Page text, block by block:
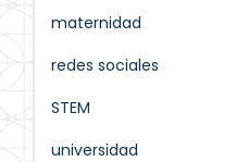
maternidad
redes sociales
STEM
universidad